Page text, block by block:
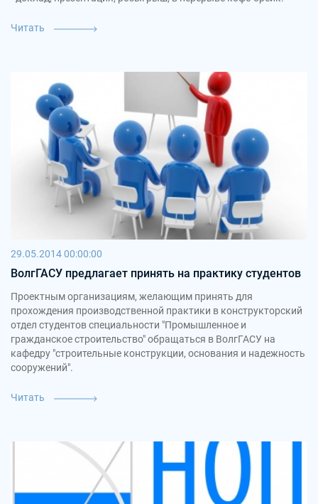
Читать
29.05.2014 00:00:00
ВолгГАСУ предлагает принять на практику студентов
Проектным организациям, желающим принять для
прохождения производственной практики в конструкторский
отдел студентов специальности "Промышленное и
гражданское строительство" обращаться в ВолгГАСУ на
кафедру "строительные конструкции, основания и надежность
сооружений".
Читать